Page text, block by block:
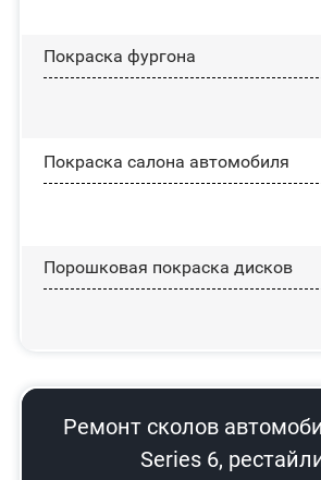
Покраска фургона
Покраска салона автомобиля
Порошковая покраска дисков
Ремонт сколов
Series 6,